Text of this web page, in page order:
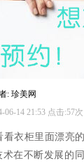
: 珍美网
06-14 21:53 点击:57次
柜里面漂亮的
在不断发展的